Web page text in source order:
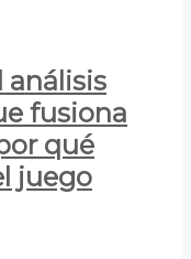
análisis
fusiona
qué
juego